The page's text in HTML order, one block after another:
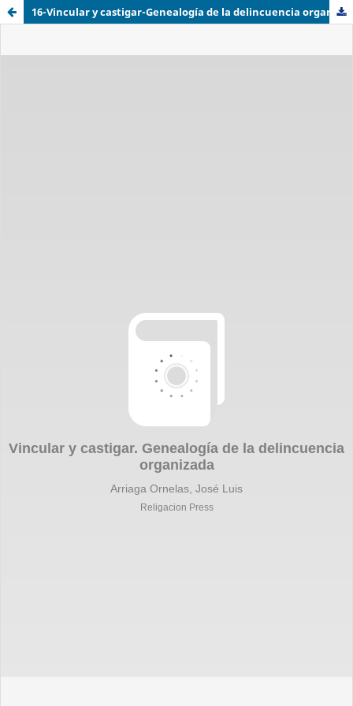
16-Vincular y castigar-Genealogía de la delincuencia organizada.epub